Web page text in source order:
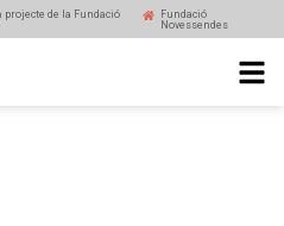
de la Fundació
Fundació
Novessendes